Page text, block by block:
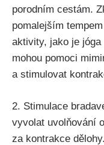
porodním cestám.
pomalejším
aktivity, ‍jako je
mohou pomoci
a stimulovat
2. Stimulace
vyvolat uvolňování
za kontrakce